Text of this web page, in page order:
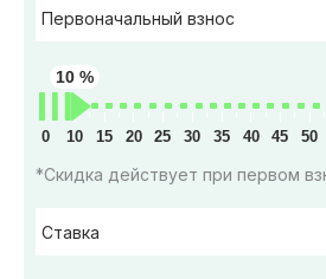
Первоначальный взнос
10 %
0 10 15 20 25 30 35 40 45 50
*Скидка действует при первом
Ставка